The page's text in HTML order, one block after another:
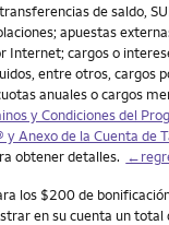
de saldo,
apuestas
Internet; cargos o
entre otros, cargos
anuales o cargos
y Condiciones del
y Anexo de la Cuenta de
obtener detalles.
los $200 de
en su cuenta un